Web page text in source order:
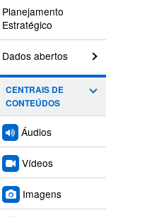
Planejamento
Estratégico
Dados abertos
CENTRAIS DE
CONTEÚDOS
Áudios
Vídeos
Imagens